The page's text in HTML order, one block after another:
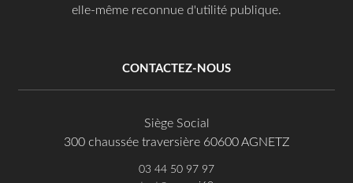
elle-même reconnue d'utilité publique.
CONTACTEZ-NOUS
Siège Social
300 chaussée traversière 60600 AGNETZ
03 44 50 97 97